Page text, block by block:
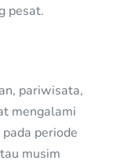
pesat.
pariwisata,
mengalami
periode
musim